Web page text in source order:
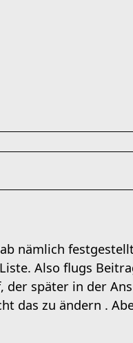
nämlich
Also flugs
der später in der
das zu ändern .